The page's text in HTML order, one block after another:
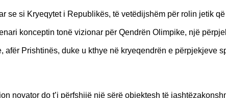
se si Kryeqytet i Republikës, të vetëdijshëm për rolin jetik
konceptin tonë vizionar për Qendrën Olimpike, një
Prishtinës, duke u kthye në kryeqendrën e përpjekjeve
novator do t’i përfshijë një sërë objektesh të